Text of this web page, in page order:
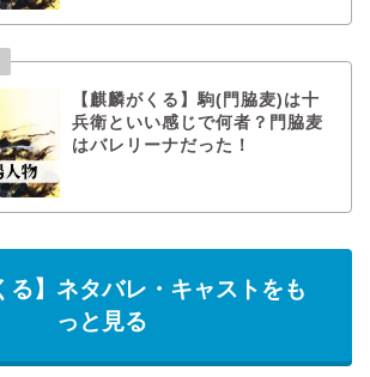
【麒麟がくる】駒(門脇麦)は十
兵衛といい感じで何者？門脇麦
はバレリーナだった！
る】ネタバレ・キャストをも
っと見る